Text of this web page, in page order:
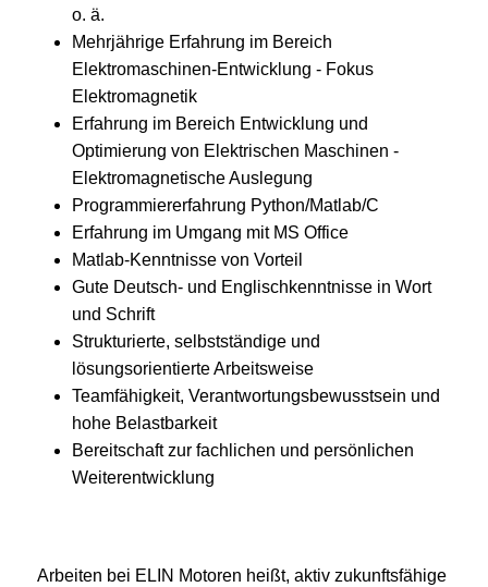
o. ä.
Mehrjährige Erfahrung im Bereich
Elektromaschinen-Entwicklung - Fokus
Elektromagnetik
Erfahrung im Bereich Entwicklung und
Optimierung von Elektrischen Maschinen -
Elektromagnetische Auslegung
Programmiererfahrung Python/Matlab/C
Erfahrung im Umgang mit MS Office
Matlab-Kenntnisse von Vorteil
Gute Deutsch- und Englischkenntnisse in Wort
und Schrift
Strukturierte, selbstständige und
lösungsorientierte Arbeitsweise
Teamfähigkeit, Verantwortungsbewusstsein und
hohe Belastbarkeit
Bereitschaft zur fachlichen und persönlichen
Weiterentwicklung
Arbeiten bei ELIN Motoren heißt, aktiv zukunftsfähige